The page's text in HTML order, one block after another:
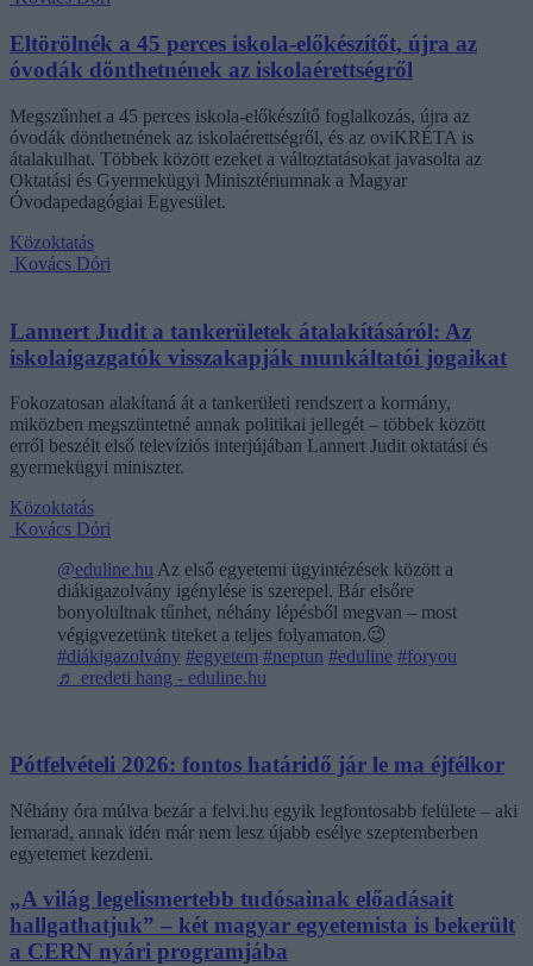
Eltörölnék a 45 perces iskola-előkészítőt, újra az
óvodák dönthetnének az iskolaérettségről
Megszűnhet a 45 perces iskola-előkészítő foglalkozás, újra az
óvodák dönthetnének az iskolaérettségről, és az oviKRÉTA is
átalakulhat. Többek között ezeket a változtatásokat javasolta az
Oktatási és Gyermekügyi Minisztériumnak a Magyar
Óvodapedagógiai Egyesület.
Közoktatás
Kovács Dóri
Lannert Judit a tankerületek átalakításáról: Az
iskolaigazgatók visszakapják munkáltatói jogaikat
Fokozatosan alakítaná át a tankerületi rendszert a kormány,
miközben megszüntetné annak politikai jellegét – többek között
erről beszélt első televíziós interjújában Lannert Judit oktatási és
gyermekügyi miniszter.
Közoktatás
Kovács Dóri
@eduline.hu Az első egyetemi ügyintézések között a
diákigazolvány igénylése is szerepel. Bár elsőre
bonyolultnak tűnhet, néhány lépésből megvan – most
végigvezetünk titeket a teljes folyamaton.😉
#diákigazolvány #egyetem #neptun #eduline #foryou
♬ eredeti hang - eduline.hu
Pótfelvételi 2026: fontos határidő jár le ma éjfélkor
Néhány óra múlva bezár a felvi.hu egyik legfontosabb felülete – aki
lemarad, annak idén már nem lesz újabb esélye szeptemberben
egyetemet kezdeni.
„A világ legelismertebb tudósainak előadásait
hallgathatjuk” – két magyar egyetemista is bekerült
a CERN nyári programjába